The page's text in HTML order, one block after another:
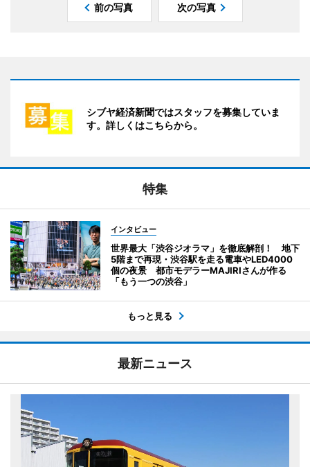
前の写真 次の写真
シブヤ経済新聞ではスタッフを募集していま
す。詳しくはこちらから。
特集
インタビュー
世界最大「渋谷ジオラマ」を徹底解剖！ 地下
5階まで再現・渋谷駅を走る電車やLED4000
個の夜景 都市モデラーMAJIRIさんが作る
「もう一つの渋谷」
もっと見る
最新ニュース